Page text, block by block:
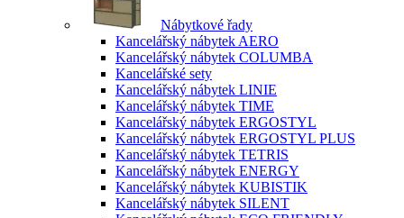
Nábytkové řady
Kancelářský nábytek AERO
Kancelářský nábytek COLUMBA
Kancelářské sety
Kancelářský nábytek LINIE
Kancelářský nábytek TIME
Kancelářský nábytek ERGOSTYL
Kancelářský nábytek ERGOSTYL PLUS
Kancelářský nábytek TETRIS
Kancelářský nábytek ENERGY
Kancelářský nábytek KUBISTIK
Kancelářský nábytek SILENT